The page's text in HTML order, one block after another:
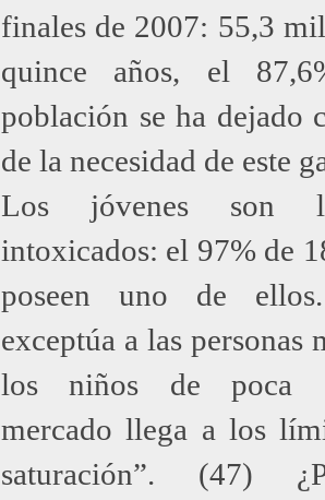
finales de 2007: 55,3
quince años, el
población se ha dejado
de la necesidad de este
Los jóvenes son
intoxicados: el 97% de
poseen uno de
exceptúa a las personas
los niños de poca
mercado llega a los
saturación”. (47)